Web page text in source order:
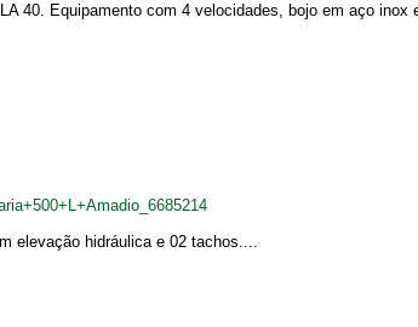
40. Equipamento com 4 velocidades, bojo em aço
elevação hidráulica e 02 tachos....